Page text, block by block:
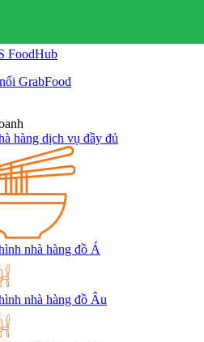
FoodHub
GrabFood
hàng dịch vụ đầy đủ
nhà hàng đồ Á
nhà hàng đồ Âu